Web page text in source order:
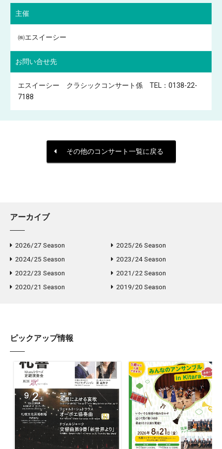
主催
㈱エスイーシー
お問い合せ先
エスイーシー クラシックコンサート係 TEL：0138-22-
7188
その他のコンサート一覧に戻る
アーカイブ
2026/27 Season
2025/26 Season
2024/25 Season
2023/24 Season
2022/23 Season
2021/22 Season
2020/21 Season
2019/20 Season
ピックアップ情報